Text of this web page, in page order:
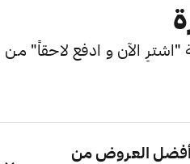
"اشترِ الآن و ادفع لاحقاً" من
العروض من